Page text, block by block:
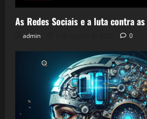
As Redes Sociais e a luta contra as
admin 0